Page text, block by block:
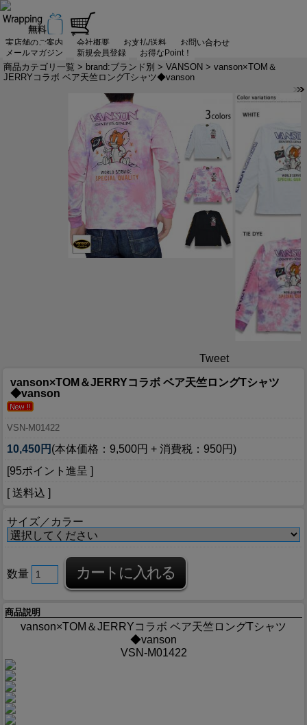
実店舗のご案内 会社概要 お支払/送料
お問い合わせ
メールマガジン
新規会員登録 お得なPoint！
商品カテゴリ一覧 > brand:ブランド別 > VANSON > vanson×TOM＆
JERRYコラボ ベア天竺ロングTシャツ◆vanson
Tweet
vanson×TOM＆JERRYコラボ ベア天竺ロングTシャツ
◆vanson
VSN-M01422
10,450円 (本体価格：9,500円 + 消費税：950円)
[95ポイント進呈 ]
[ 送料込 ]
サイズ／カラー
数量
商品説明
vanson×TOM＆JERRYコラボ ベア天竺ロングTシャツ
◆vanson
VSN-M01422